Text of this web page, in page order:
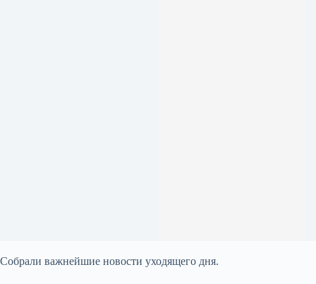
Собрали важнейшие новости уходящего дня.